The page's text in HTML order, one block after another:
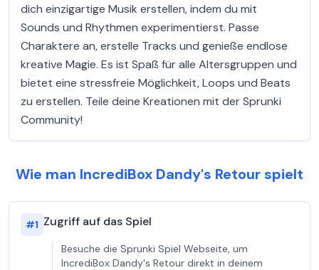
dich einzigartige Musik erstellen, indem du mit
Sounds und Rhythmen experimentierst. Passe
Charaktere an, erstelle Tracks und genieße endlose
kreative Magie. Es ist Spaß für alle Altersgruppen und
bietet eine stressfreie Möglichkeit, Loops und Beats
zu erstellen. Teile deine Kreationen mit der Sprunki
Community!
Wie man IncrediBox Dandy's Retour spielt
#1 Zugriff auf das Spiel
Besuche die Sprunki Spiel Webseite, um
IncrediBox Dandy's Retour direkt in deinem